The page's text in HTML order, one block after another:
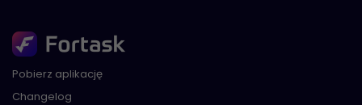
Pobierz aplikację
Changelog